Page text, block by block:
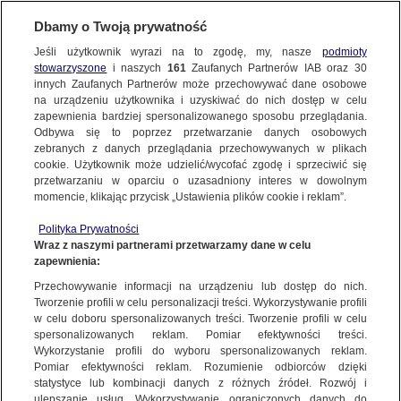
FAKTY | ZOBACZ FAKTY
PiS i Suwerenna Polska znowu razem. Kaczyński i Jaki podpisali
deklarację
NAJNOWSZE
ZOBACZ FAKTY
FAKTY PO FAKTACH
FAKTY O ŚWIECIE
WIĘCEJ
KANAŁY
Dzień dobry!
Jedno konto do wszystkich usług
Dbamy o Twoją prywatność
Jeśli użytkownik wyrazi na to zgodę, my, nasze podmioty
stowarzyszone i naszych 161Zaufanych Partnerów IAB oraz 30
innych Zaufanych Partnerów może przechowywać dane osobowe
na urządzeniu użytkownika i uzyskiwać do nich dostęp w celu
zapewnienia bardziej spersonalizowanego sposobu przeglądania.
Odbywa się to poprzez przetwarzanie danych osobowych
zebranych z danych przeglądania przechowywanych w plikach
cookie. Użytkownik może udzielić/wycofać zgodę i sprzeciwić się
przetwarzaniu w oparciu o uzasadniony interes w dowolnym
momencie, klikając przycisk „Ustawienia plików cookie i reklam”.
Polityka Prywatności
Wraz z naszymi partnerami przetwarzamy dane w celu
zapewnienia:
Przechowywanie informacji na urządzeniu lub dostęp do nich.
Tworzenie profili w celu personalizacji treści. Wykorzystywanie profili
w celu doboru spersonalizowanych treści. Tworzenie profili w celu
spersonalizowanych reklam. Pomiar efektywności treści.
Wykorzystanie profili do wyboru spersonalizowanych reklam.
Pomiar efektywności reklam. Rozumienie odbiorców dzięki
statystyce lub kombinacji danych z różnych źródeł. Rozwój i